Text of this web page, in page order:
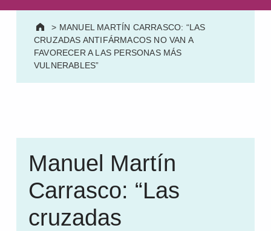
> MANUEL MARTÍN CARRASCO: “LAS
CRUZADAS ANTIFÁRMACOS NO VAN A
FAVORECER A LAS PERSONAS MÁS
VULNERABLES”
Manuel Martín
Carrasco: “Las
cruzadas